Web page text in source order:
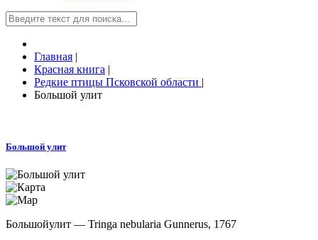
Главная |
Красная книга |
Редкие птицы Псковской области |
Большой улит
Большой улит
Большойулит — Tringa nebularia Gunnerus, 1767